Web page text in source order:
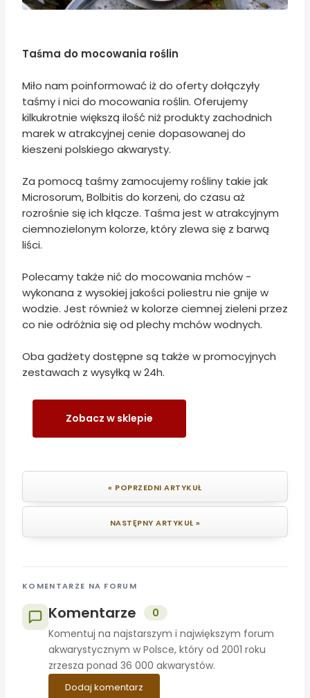
Taśma do mocowania roślin
Miło nam poinformować iż do oferty dołączyły
taśmy i nici do mocowania roślin. Oferujemy
kilkukrotnie większą ilość niż produkty zachodnich
marek w atrakcyjnej cenie dopasowanej do
kieszeni polskiego akwarysty.
Za pomocą taśmy zamocujemy rośliny takie jak
Microsorum, Bolbitis do korzeni, do czasu aż
rozrośnie się ich kłącze. Taśma jest w atrakcyjnym
ciemnozielonym kolorze, który zlewa się z barwą
liści.
Polecamy także nić do mocowania mchów -
wykonana z wysokiej jakości poliestru nie gnije w
wodzie. Jest również w kolorze ciemnej zieleni przez
co nie odróżnia się od plechy mchów wodnych.
Oba gadżety dostępne są także w promocyjnych
zestawach z wysyłką w 24h.
Zobacz w sklepie
« POPRZEDNI ARTYKUŁ
NASTĘPNY ARTYKUŁ »
KOMENTARZE NA FORUM
Komentarze
0
Komentuj na najstarszym i największym forum
akwarystycznym w Polsce, który od 2001 roku
zrzesza ponad 36 000 akwarystów.
Dodaj komentarz